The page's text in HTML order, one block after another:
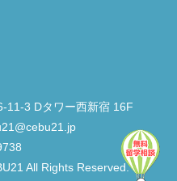
11-3 Dタワー西新宿 16F
All Rights Reserved.